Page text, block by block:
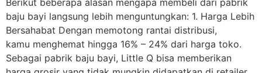
Berikut beberapa alasan mengapa membeli dari pabrik
baju bayi langsung lebih menguntungkan: 1. Harga Lebih
Bersahabat Dengan memotong rantai distribusi,
kamu menghemat hingga 16% – 24% dari harga toko.
Sebagai pabrik baju bayi, Little Q bisa memberikan